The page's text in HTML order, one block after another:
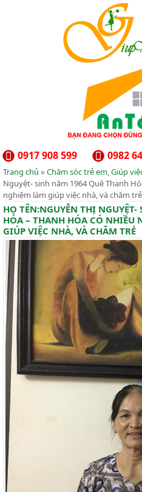
0982
0917 908 599
Trang chủ » Chăm sóc trẻ em,Giúp
Nguyệt- sinh năm 1964 Quê Thanh
nghiệm làm giúp việc nhà, và chăm trẻ
HỌ TÊN:NGUYỄN THỊ
HÓA – THANH HÓA CÓ NHIỀU
GIÚP VIỆC NHÀ, VÀ CHĂM TRẺ